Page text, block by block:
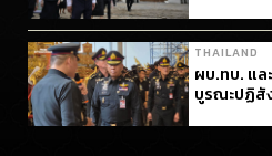
THAILAND
ผบ.ทบ. แล
บูรณะปฏิสั
พระบรมศ